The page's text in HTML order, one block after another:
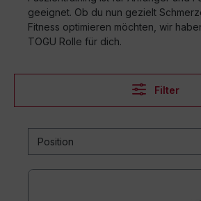
geeignet. Ob du nun gezielt
Fitness optimieren möchten, wir
TOGU Rolle für dich.
Filter